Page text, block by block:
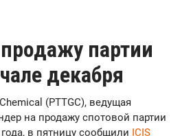
партии
декабря
(PTTGC), ведущая
на продажу спотовой партии
в пятницу сообщили ICIS